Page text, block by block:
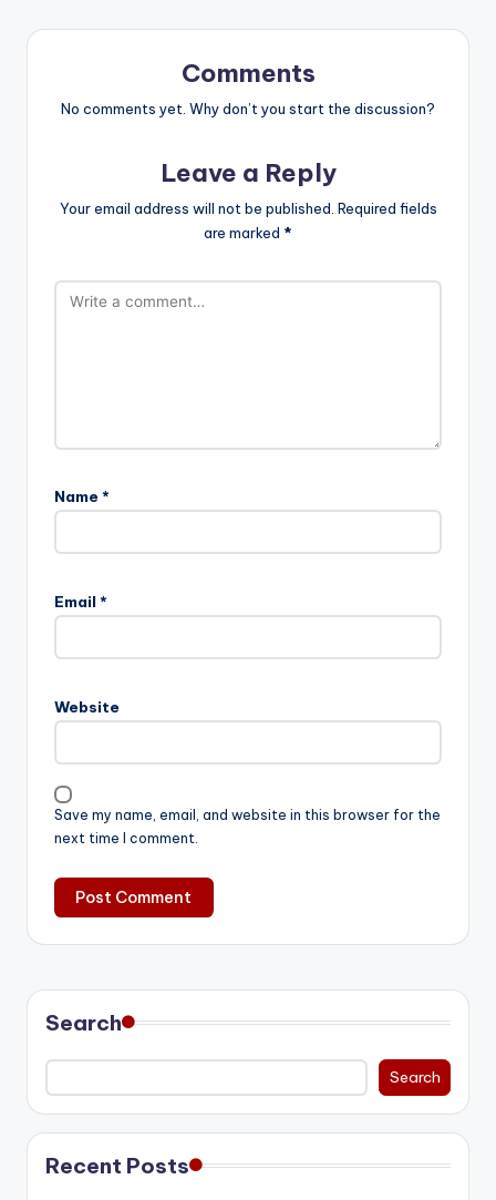
Comments
No comments yet. Why don’t you start the discussion?
Leave a Reply
Your email address will not be published. Required fields
are marked *
Name *
Email *
Website
Save my name, email, and website in this browser for the
next time I comment.
Search
Search
Recent Posts